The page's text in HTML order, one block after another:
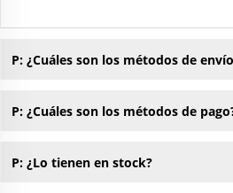
P: ¿Cuáles son los métodos de
P: ¿Cuáles son los métodos de
P: ¿Lo tienen en stock?